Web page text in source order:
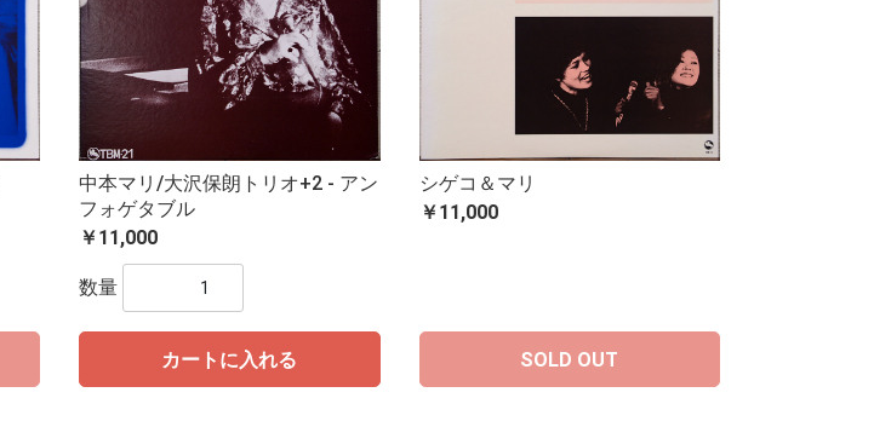
中本マリ/大沢保朗トリオ+2 - アン
フォゲタブル
￥11,000
数量
カートに入れる
シゲコ＆マリ
￥11,000
SOLD OUT